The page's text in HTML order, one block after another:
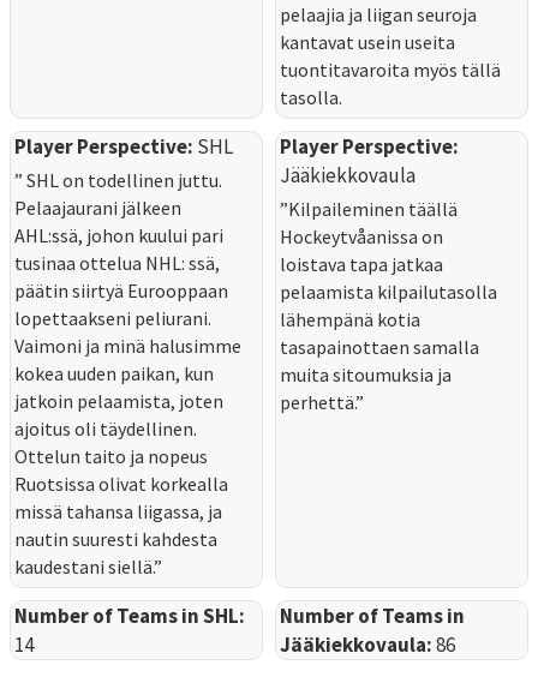
pelaajia ja liigan seuroja
kantavat usein useita
tuontitavaroita myös tällä
tasolla.
Player Perspective: SHL
” SHL on todellinen juttu.
Pelaajaurani jälkeen
AHL:ssä, johon kuului pari
tusinaa ottelua NHL: ssä,
päätin siirtyä Eurooppaan
lopettaakseni peliurani.
Vaimoni ja minä halusimme
kokea uuden paikan, kun
jatkoin pelaamista, joten
ajoitus oli täydellinen.
Ottelun taito ja nopeus
Ruotsissa olivat korkealla
missä tahansa liigassa, ja
nautin suuresti kahdesta
kaudestani siellä.”
Player Perspective:
Jääkiekkovaula
”Kilpaileminen täällä
Hockeytvåanissa on
loistava tapa jatkaa
pelaamista kilpailutasolla
lähempänä kotia
tasapainottaen samalla
muita sitoumuksia ja
perhettä.”
Number of Teams in SHL:
14
Number of Teams in
Jääkiekkovaula:86